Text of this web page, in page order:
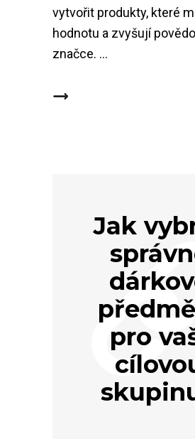
vytvořit produkty, které
hodnotu a zvyšují
značce.
Jak
pro